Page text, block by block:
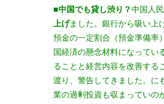
■中国でも貸し渋り？中国人
上げました。銀行から吸い上
預金の一定割合（預金準備率
国経済の懸念材料になってい
ることと経営内容を改善する
渡り、警告してきました。に
業の過剰投資も収まっていの